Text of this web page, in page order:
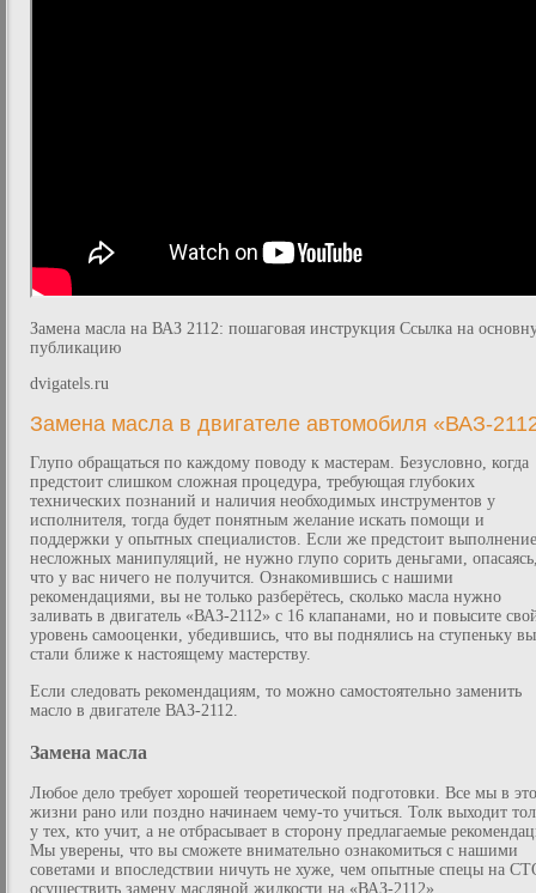
Замена масла на ВАЗ 2112: пошаговая инструкция Ссылка на
публикацию
dvigatels.ru
Замена масла в двигателе автомобиля «ВАЗ-
Глупо обращаться по каждому поводу к мастерам. Безусловно, когда
предстоит слишком сложная процедура, требующая глубоких
технических познаний и наличия необходимых инструментов у
исполнителя, тогда будет понятным желание искать помощи и
поддержки у опытных специалистов. Если же предстоит выполнение
несложных манипуляций, не нужно глупо сорить деньгами,
что у вас ничего не получится. Ознакомившись с нашими
рекомендациями, вы не только разберётесь, сколько масла нужно
заливать в двигатель «ВАЗ-2112» с 16 клапанами, но и повысите
уровень самооценки, убедившись, что вы поднялись на ступеньку
стали ближе к настоящему мастерству.
Если следовать рекомендациям, то можно самостоятельно заменить
масло в двигателе ВАЗ-2112.
Замена масла
Любое дело требует хорошей теоретической подготовки. Все мы в
жизни рано или поздно начинаем чему-то учиться. Толк выходит
у тех, кто учит, а не отбрасывает в сторону предлагаемые
Мы уверены, что вы сможете внимательно ознакомиться с нашими
советами и впоследствии ничуть не хуже, чем опытные спецы на
осуществить замену масляной жидкости на «ВАЗ-2112».